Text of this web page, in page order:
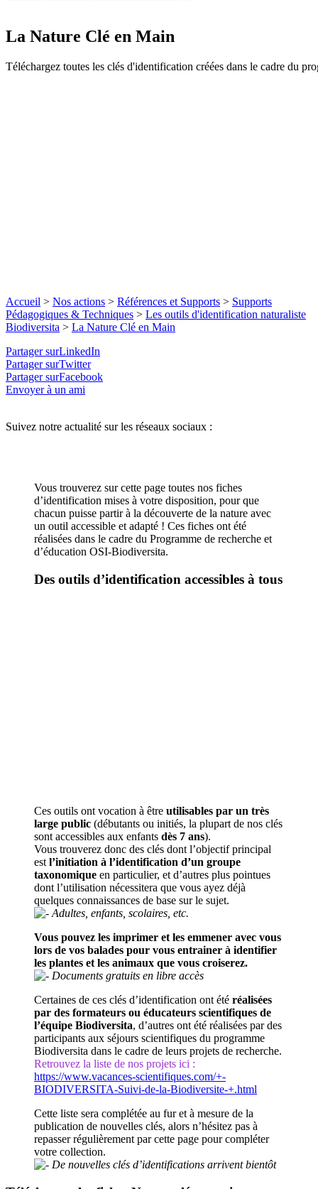
La Nature Clé en Main
Téléchargez toutes les clés d'identification créées dans le cadre du
Accueil > Nos actions > Références et Supports > Supports
Pédagogiques & Techniques > Les outils d'identification naturaliste
Biodiversita > La Nature Clé en Main
Partager surLinkedIn
Partager surTwitter
Partager surFacebook
Envoyer à un ami
Suivez notre actualité sur les réseaux sociaux :
Vous trouverez sur cette page toutes nos fiches
d’identification mises à votre disposition, pour que
chacun puisse partir à la découverte de la nature avec
un outil accessible et adapté ! Ces fiches ont été
réalisées dans le cadre du Programme de recherche et
d’éducation OSI-Biodiversita.
Des outils d’identification accessibles à tous
Ces outils ont vocation à être utilisables par un très
large public (débutants ou initiés, la plupart de nos clés
sont accessibles aux enfants dès 7 ans).
Vous trouverez donc des clés dont l’objectif principal
est l’initiation à l’identification d’un groupe
taxonomique en particulier, et d’autres plus pointues
dont l’utilisation nécessitera que vous ayez déjà
quelques connaissances de base sur le sujet.
Adultes, enfants, scolaires, etc.
Vous pouvez les imprimer et les emmener avec vous
lors de vos balades pour vous entrainer à identifier
les plantes et les animaux que vous croiserez.
Documents gratuits en libre accès
Certaines de ces clés d’identification ont été réalisées
par des formateurs ou éducateurs scientifiques de
l’équipe Biodiversita, d’autres ont été réalisées par des
participants aux séjours scientifiques du programme
Biodiversita dans le cadre de leurs projets de recherche.
Retrouvez la liste de nos projets ici :
https://www.vacances-scientifiques.com/+-
BIODIVERSITA-Suivi-de-la-Biodiversite-+.html
Cette liste sera complétée au fur et à mesure de la
publication de nouvelles clés, alors n’hésitez pas à
repasser régulièrement par cette page pour compléter
votre collection.
De nouvelles clés d’identifications arrivent bientôt